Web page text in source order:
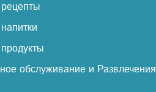
обслуживание и Развлечения